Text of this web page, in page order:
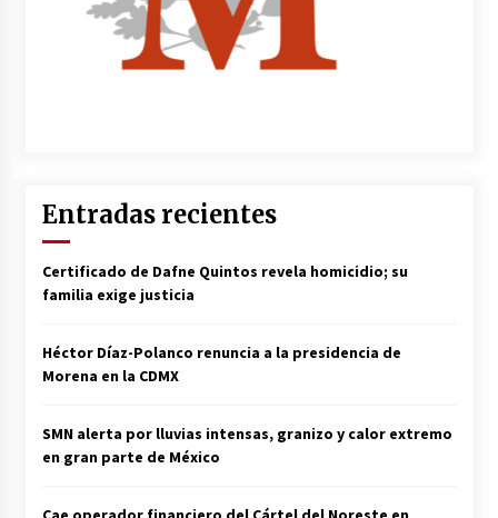
Entradas recientes
Certificado de Dafne Quintos revela homicidio; su
familia exige justicia
Héctor Díaz-Polanco renuncia a la presidencia de
Morena en la CDMX
SMN alerta por lluvias intensas, granizo y calor extremo
en gran parte de México